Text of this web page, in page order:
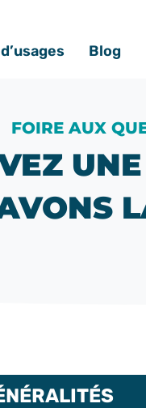
Blog
FOIRE AUX